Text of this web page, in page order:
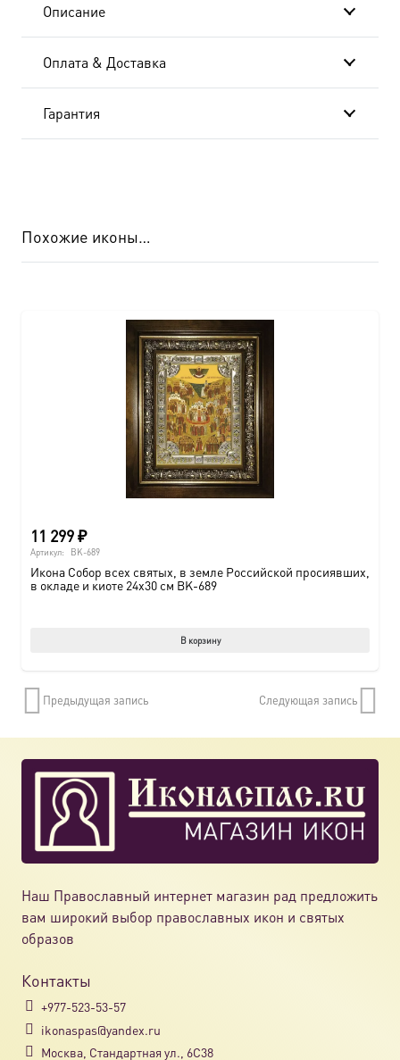
Описание
Оплата & Доставка
Гарантия
Похожие иконы…
11 299₽
Артикул: BK-689
Икона Собор всех святых, в земле Российской просиявших,
в окладе и киоте 24х30 см BK-689
В корзину
Предыдущая запись Следующая запись
Наш Православный интернет магазин рад предложить
вам широкий выбор православных икон и святых
образов
Контакты
+977-523-53-57
ikonaspas@yandex.ru
Москва, Стандартная ул., 6С38